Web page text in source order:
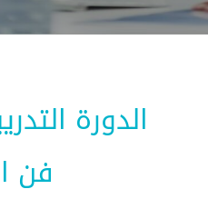
الدورة
فن